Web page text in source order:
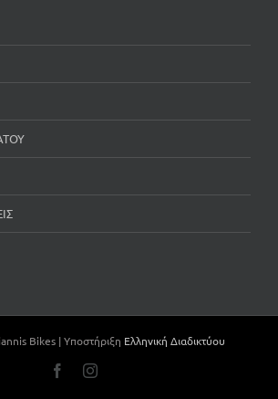
Bikes | Υποστήριξη Ελληνική Διαδικτύου
FacebookInstagram